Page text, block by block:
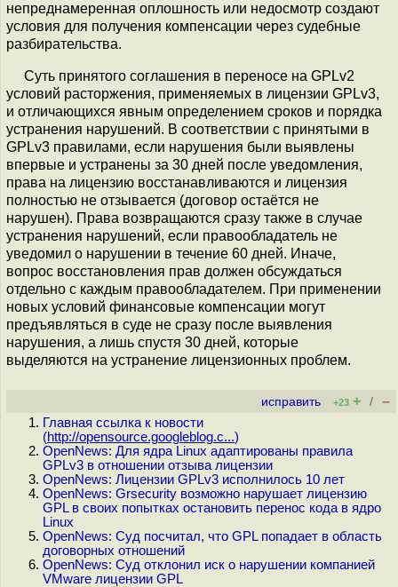
непреднамеренная оплошность или недосмотр создают
условия для получения компенсации через судебные
разбирательства.
Суть принятого соглашения в переносе на GPLv2
условий расторжения, применяемых в лицензии GPLv3,
и отличающихся явным определением сроков и порядка
устранения нарушений. В соответствии с принятыми в
GPLv3 правилами, если нарушения были выявлены
впервые и устранены за 30 дней после уведомления,
права на лицензию восстанавливаются и лицензия
полностью не отзывается (договор остаётся не
нарушен). Права возвращаются сразу также в случае
устранения нарушений, если правообладатель не
уведомил о нарушении в течение 60 дней. Иначе,
вопрос восстановления прав должен обсуждаться
отдельно с каждым правообладателем. При применении
новых условий финансовые компенсации могут
предъявляться в суде не сразу после выявления
нарушения, а лишь спустя 30 дней, которые
выделяются на устранение лицензионных проблем.
исправить +23 + / –
Главная ссылка к новости
(http://opensource.googleblog.c...)
OpenNews: Для ядра Linux адаптированы правила
GPLv3 в отношении отзыва лицензии
OpenNews: Лицензии GPLv3 исполнилось 10 лет
OpenNews: Grsecurity возможно нарушает лицензию
GPL в своих попытках остановить перенос кода в ядро
Linux
OpenNews: Суд посчитал, что GPL попадает в область
договорных отношений
OpenNews: Суд отклонил иск о нарушении компанией
VMware лицензии GPL